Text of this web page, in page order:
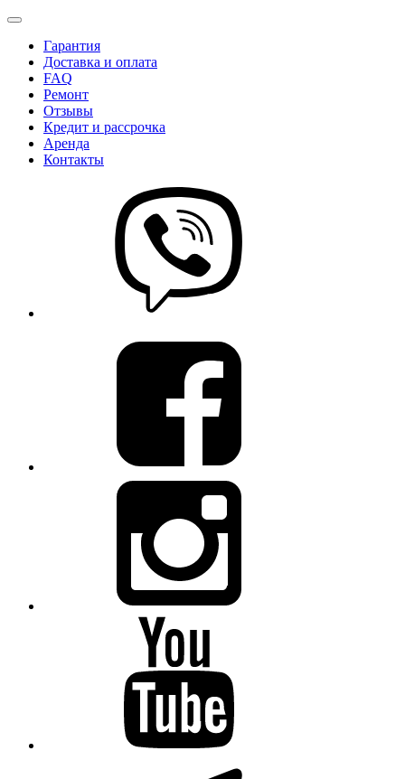
Гарантия
Доставка и оплата
FAQ
Ремонт
Отзывы
Кредит и рассрочка
Аренда
Контакты